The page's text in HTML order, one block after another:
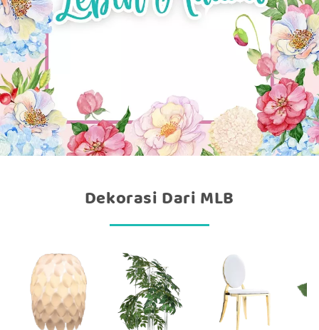
Dekorasi Dari MLB